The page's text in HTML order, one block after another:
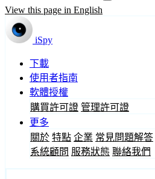
View this page in English
iSpy
下載
使用者指南
軟體授權
購買許可證 管理許可證
更多
關於 特點 企業 常見問題解答
系統顧問 服務狀態 聯絡我們